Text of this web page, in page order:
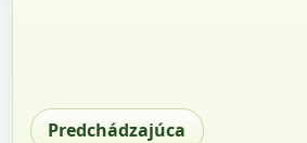
Predchádzajúca